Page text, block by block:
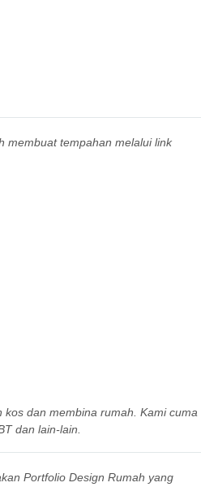
membuat tempahan melalui link
dan membina rumah. Kami cuma
dan lain-lain.
Portfolio Design Rumah yang